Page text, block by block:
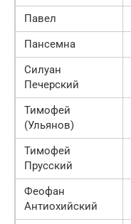
Павел
Пансемна
Силуан
Печерский
Тимофей
(Ульянов)
Тимофей
Прусский
Феофан
Антиохийский